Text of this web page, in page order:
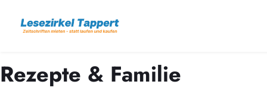
Rezepte & Familie